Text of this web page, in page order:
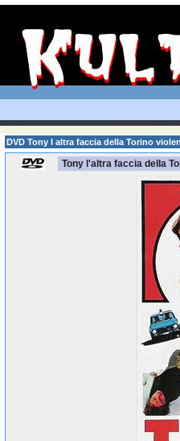
DVD Tony l altra faccia della Torino
Tony l'altra faccia della